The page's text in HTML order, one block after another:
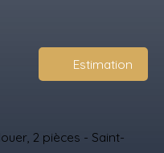
Estimation